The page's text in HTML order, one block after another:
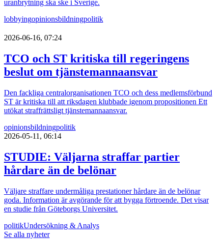
uranbrytning ska ske i Sverige.
lobbyingopinionsbildningpolitik
2026-06-16, 07:24
TCO och ST kritiska till regeringens
beslut om tjänstemannaansvar
Den fackliga centralorganisationen TCO och dess medlemsförbund
ST är kritiska till att riksdagen klubbade igenom propositionen Ett
utökat straffrättsligt tjänstemannaansvar.
opinionsbildningpolitik
2026-05-11, 06:14
STUDIE: Väljarna straffar partier
hårdare än de belönar
Väljare straffare undermåliga prestationer hårdare än de belönar
goda. Information är avgörande för att bygga förtroende. Det visar
en studie från Göteborgs Universitet.
politikUndersökning & Analys
Se alla nyheter